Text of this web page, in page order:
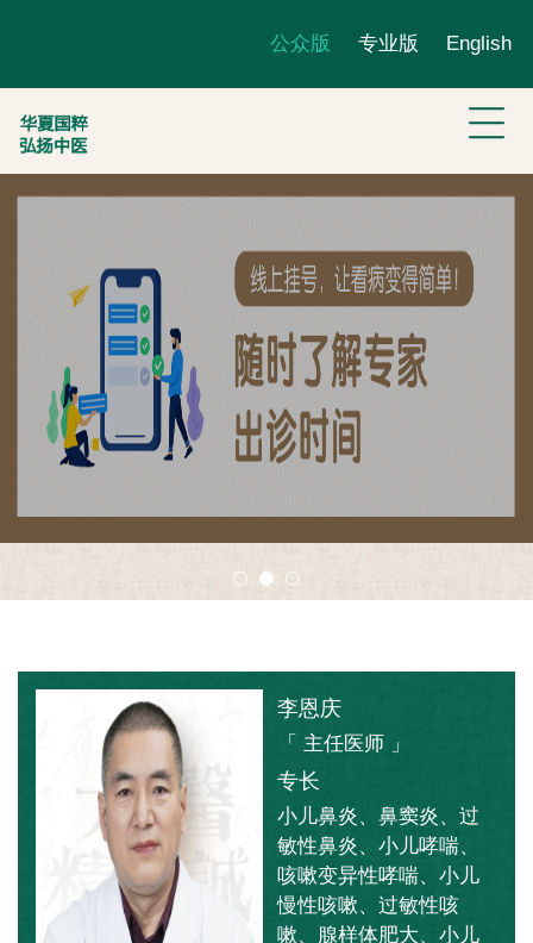
公众版 专业版 English
李恩庆
「 主任医师 」
专长
小儿鼻炎、鼻窦炎、过
敏性鼻炎、小儿哮喘、
咳嗽变异性哮喘、小儿
慢性咳嗽、过敏性咳
嗽、腺样体肥大、小儿